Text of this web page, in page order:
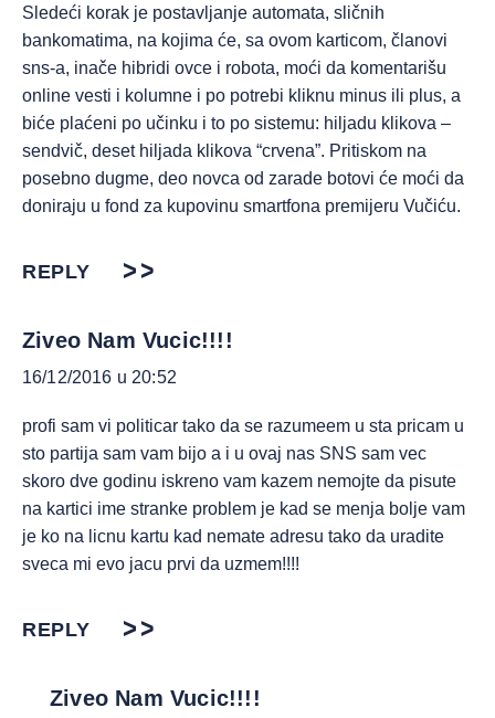
Sledeći korak je postavljanje automata, sličnih
bankomatima, na kojima će, sa ovom karticom, članovi
sns-a, inače hibridi ovce i robota, moći da komentarišu
online vesti i kolumne i po potrebi kliknu minus ili plus, a
biće plaćeni po učinku i to po sistemu: hiljadu klikova –
sendvič, deset hiljada klikova “crvena”. Pritiskom na
posebno dugme, deo novca od zarade botovi će moći da
doniraju u fond za kupovinu smartfona premijeru Vučiću.
REPLY
Ziveo Nam Vucic!!!!
16/12/2016 u 20:52
profi sam vi politicar tako da se razumeem u sta pricam u
sto partija sam vam bijo a i u ovaj nas SNS sam vec
skoro dve godinu iskreno vam kazem nemojte da pisute
na kartici ime stranke problem je kad se menja bolje vam
je ko na licnu kartu kad nemate adresu tako da uradite
sveca mi evo jacu prvi da uzmem!!!!
REPLY
Ziveo Nam Vucic!!!!